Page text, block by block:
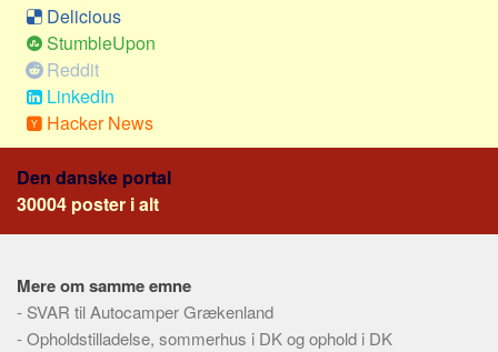
Økonomi
Jura og regler
Skatter og afgifter
Statistik
Alle
Meta
Emner
Skribenter
Delicious
StumbleUpon
Reddit
LinkedIn
Hacker News
Den danske portal
30004 poster i alt
Mere om samme emne
- SVAR til Autocamper Grækenland
-Opholdstilladelse, sommerhus i DK og ophold i DK